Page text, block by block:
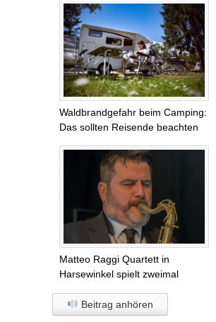
Waldbrandgefahr beim Camping:
Das sollten Reisende beachten
Matteo Raggi Quartett in
Harsewinkel spielt zweimal
Beitrag anhören